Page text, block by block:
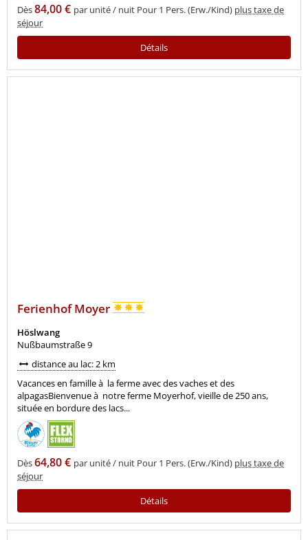
Dès84,00 € par unité / nuit Pour 1 Pers. (Erw./Kind) plus taxe de
séjour
Détails
Ferienhof Moyer
Höslwang
Nußbaumstraße 9
distance au lac: 2 km
Vacances en famille à la ferme avec des vaches et des
alpagasBienvenue à notre ferme Moyerhof, vieille de 250 ans,
située en bordure des lacs...
Dès64,80 € par unité / nuit Pour 1 Pers. (Erw./Kind) plus taxe de
séjour
Détails